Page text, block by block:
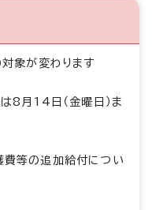
象が変わります
8月14日（金曜日）ま
費等の追加給付につい